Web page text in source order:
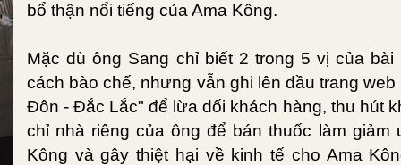
bổ thận nổi tiếng của Ama Kông.
Mặc dù ông Sang chỉ biết 2 trong 5 vị của
cách bào chế, nhưng vẫn ghi lên đầu trang
Đôn - Đắc Lắc" để lừa dối khách hàng, thu hút
chỉ nhà riêng của ông để bán thuốc làm giảm
Kông và gây thiệt hại về kinh tế cho Ama